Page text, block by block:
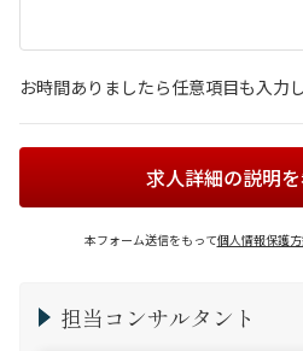
お時間ありましたら任意項目も入力
求人詳細の説明
本フォーム送信をもって個人情報保護
担当コンサルタント